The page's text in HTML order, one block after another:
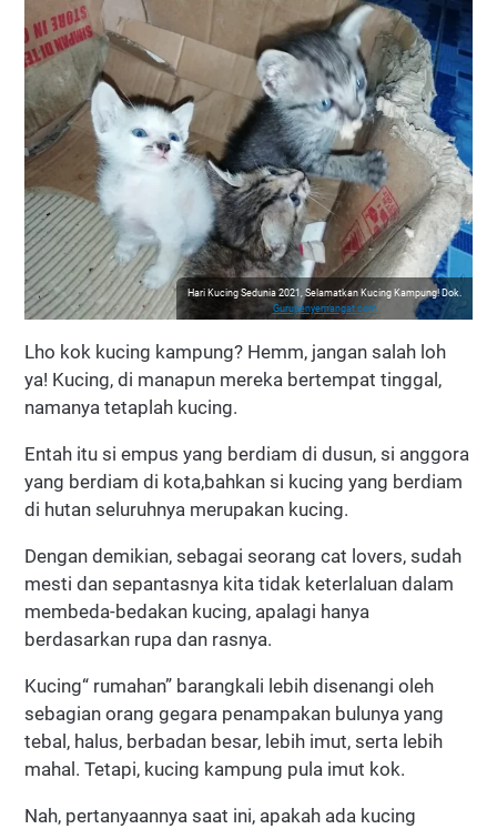
Hari Kucing Sedunia 2021, Selamatkan Kucing Kampung! Dok.
Gurupenyemangat.com
Lho kok kucing kampung? Hemm, jangan salah loh
ya! Kucing, di manapun mereka bertempat tinggal,
namanya tetaplah kucing.
Entah itu si empus yang berdiam di dusun, si anggora
yang berdiam di kota,bahkan si kucing yang berdiam
di hutan seluruhnya merupakan kucing.
Dengan demikian, sebagai seorang cat lovers, sudah
mesti dan sepantasnya kita tidak keterlaluan dalam
membeda-bedakan kucing, apalagi hanya
berdasarkan rupa dan rasnya.
Kucing“ rumahan” barangkali lebih disenangi oleh
sebagian orang gegara penampakan bulunya yang
tebal, halus, berbadan besar, lebih imut, serta lebih
mahal. Tetapi, kucing kampung pula imut kok.
Nah, pertanyaannya saat ini, apakah ada kucing